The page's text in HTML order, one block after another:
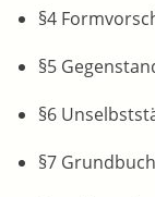
§4
§5
§6
§7